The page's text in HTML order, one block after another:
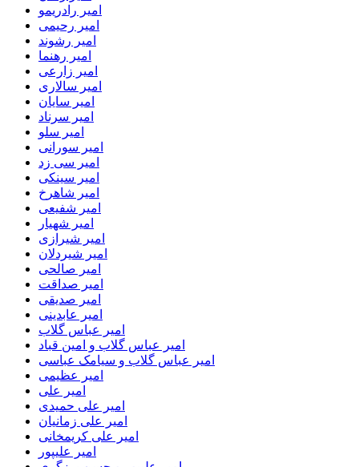
امیر رادریمو
امیر رحیمی
امیر رشوند
امیر رهنما
امیر زارعی
امیر سالاری
امیر سایان
امیر سرناد
امیر سلو
امیر سورانی
امیر سی زد
امیر سینکی
امیر شاهرخ
امیر شفیعی
امیر شهیار
امیر شیرازی
امیر شیردلان
امیر صالحی
امیر صداقت
امیر صدیقی
امیر عابدینی
امیر عباس گلاب
امیر عباس گلاب و امین قباد
امیر عباس گلاب و سیامک عباسی
امیر عظیمی
امیر علی
امیر علی حمیدی
امیر علی زمانیان
امیر علی کریمخانی
امیر علیپور